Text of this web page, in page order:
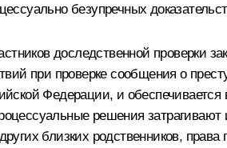
безупречных
доследственной проверки
при проверке сообщения о
Федерации, и
решения
близких родственников,